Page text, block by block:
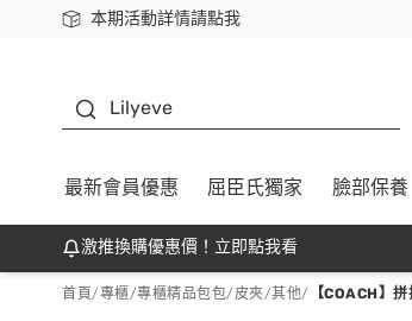
本期活動詳情請點我
下載app最高回饋$350
Lilyeve
最新會員優惠 屈臣氏獨家 臉部保養
激推換購優惠價！立即點我看
首頁/專櫃/專櫃精品包包/皮夾/其他/ 【COACH】